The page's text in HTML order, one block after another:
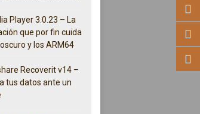
Player 3.0.23 – La
que por fin cuida
y los ARM64
Recoverit v14 –
tus datos ante un